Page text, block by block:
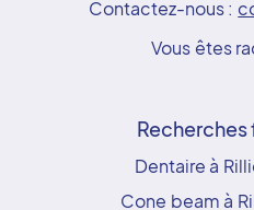
Contactez-nous :
Vous êtes
Dentaire à
Cone beam à